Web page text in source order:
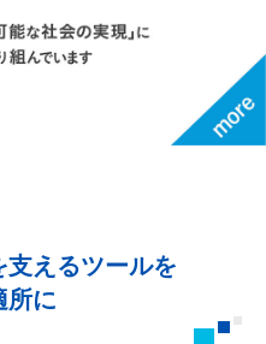
えるツールを
所に